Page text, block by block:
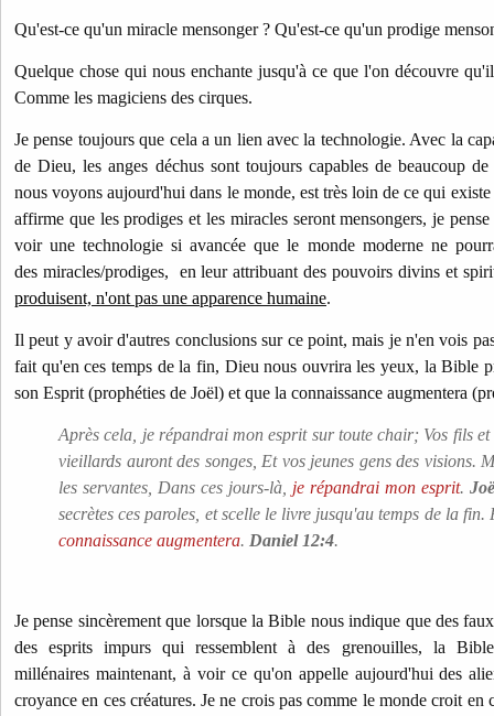
Qu'est-ce qu'un miracle mensonger ? Qu'est-ce qu'un prodige
Quelque chose qui nous enchante jusqu'à ce que l'on découvre
Comme les magiciens des cirques.
Je pense toujours que cela a un lien avec la technologie. Avec la
de Dieu, les anges déchus sont toujours capables de beaucoup
nous voyons aujourd'hui dans le monde, est très loin de ce qui
affirme que les prodiges et les miracles seront mensongers, je
voir une technologie si avancée que le monde moderne ne
des miracles/prodiges, en leur attribuant des pouvoirs divins et
produisent, n'ont pas une apparence humaine.
Il peut y avoir d'autres conclusions sur ce point, mais je n'en vois
fait qu'en ces temps de la fin, Dieu nous ouvrira les yeux, la Bible
son Esprit (prophéties de Joël) et que la connaissance augmentera
Après cela, je répandrai mon esprit sur toute chair; Vos fils et
vieillards auront des songes, Et vos jeunes gens des visions.
les servantes, Dans ces jours-là, je répandrai mon esprit.
secrètes ces paroles, et scelle le livre jusqu'au temps de la
connaissance augmentera. Daniel 12:4.
Je pense sincèrement que lorsque la Bible nous indique que des
des esprits impurs qui ressemblent à des grenouilles, la
millénaires maintenant, à voir ce qu'on appelle aujourd'hui des
croyance en ces créatures. Je ne crois pas comme le monde croit en